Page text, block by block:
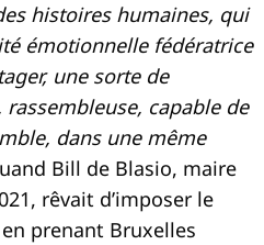
histoires humaines, qui
émotionnelle fédératrice
une sorte de
capable de
dans une même
Bill de Blasio, maire
rêvait d’imposer le
prenant Bruxelles